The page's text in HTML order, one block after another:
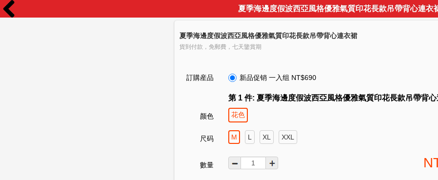
夏季海邊度假波西亞風格優雅氣質印花長款吊帶背心連衣
夏季海邊度假波西亞風格優雅氣質印花長款吊帶背心連衣裙
貨到付款，免郵費，七天鑒賞期
訂購産品 新品促销 一入组 NT$690
第 1 件: 夏季海邊度假波西亞風格優雅氣質印花長款吊帶背
颜色 花色
尺码 M L XL XXL
數量